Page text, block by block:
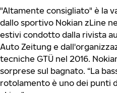
"Altamente consigliato" è la
dallo sportivo Nokian zLine
estivi condotto dalla rivista
Auto Zeitung e
tecniche GTÜ nel 2016.
sorprese sul bagnato. “La
rotolamento è uno dei punti